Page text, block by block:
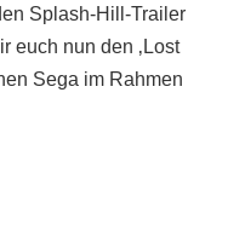
Splash-Hill-Trailer
euch nun den ‚Lost
Sega im Rahmen